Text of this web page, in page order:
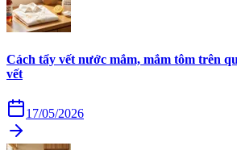
Cách tẩy vết nước mắm, mắm tôm trên
vết
17/05/2026